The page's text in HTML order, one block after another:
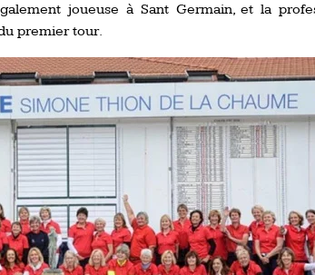
joueuse à Sant Germain, et la
premier tour.